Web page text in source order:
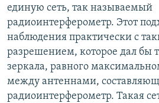
единую сеть, так называемый
радиоинтерферометр. Этот
наблюдения практически с
разрешением, которое дал бы
зеркала, равного
между антеннами,
радиоинтерферометр. Такая